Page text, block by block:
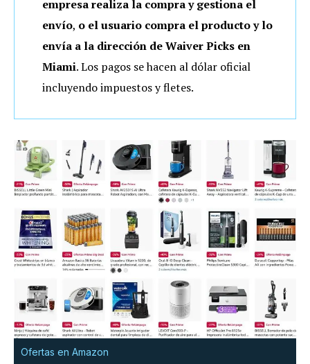
empresa realiza la compra y gestiona el
envío, o el usuario compra el producto y lo
envía a la dirección de Waiver Picks en
Miami. Los pagos se hacen al dólar oficial
incluyendo impuestos y fletes.
Ofertas en Amazon